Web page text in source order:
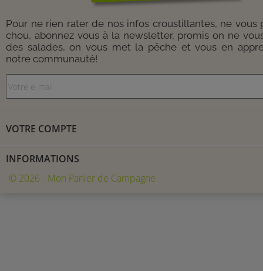
Pour ne rien rater de nos infos croustillantes, ne vous
chou, abonnez vous à la newsletter, promis on ne
des salades, on vous met la pêche et vous en
notre communauté!
VOTRE COMPTE
INFORMATIONS
© 2026 - Mon Panier de Campagne